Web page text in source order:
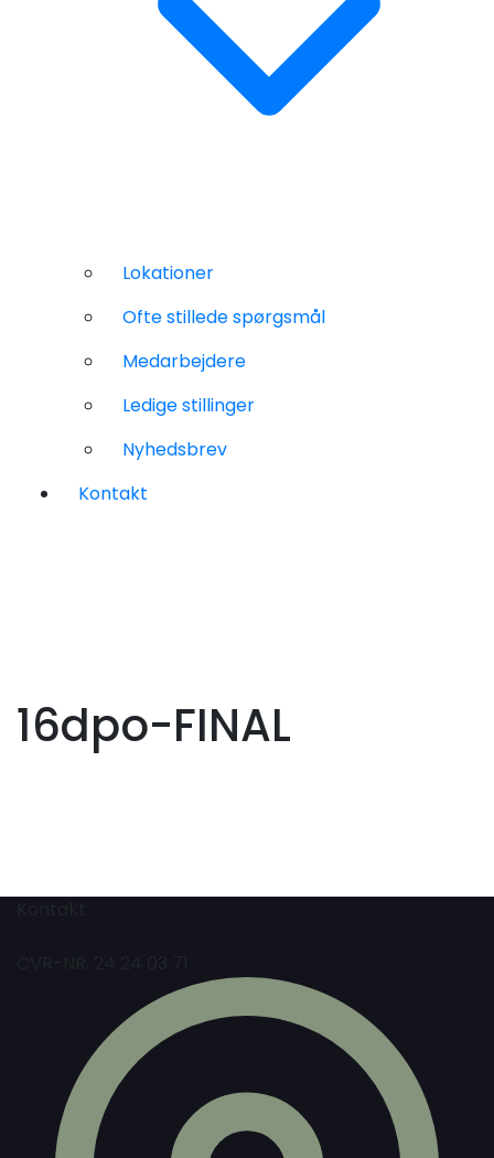
Lokationer
Ofte stillede spørgsmål
Medarbejdere
Ledige stillinger
Nyhedsbrev
Kontakt
16dpo-FINAL